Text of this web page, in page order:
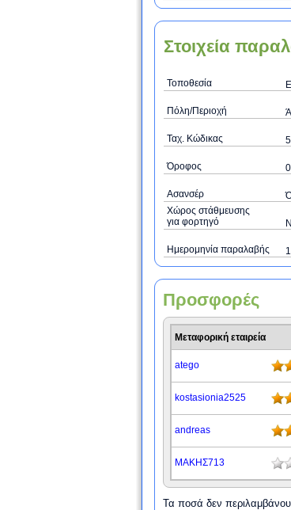
Στοιχεία
Τοποθεσία
Πόλη/Περιοχή
Ταχ. Κώδικας
Όροφος 0
Ασανσέρ
Χώρος στάθμευσης
για φορτηγό
Ημερομηνία παραλαβής
Προσφορές
Μεταφορική εταιρεία
atego
kostasionia2525
andreas
ΜΑΚΗΣ713
Τα ποσά δεν